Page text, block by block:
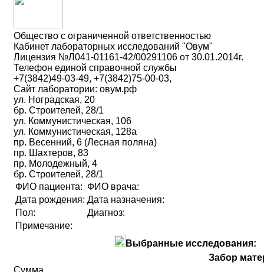
Общество с ограниченной ответственностью
Кабинет лабораторных исследований "Овум"
Лицензия №Л041-01161-42/00291106 от 30.01.2014г.
Телефон единой справочной службы
+7(3842)49-03-49, +7(3842)75-00-03,
Сайт лаборатории: овум.рф
ул. Ноградская, 20
бр. Строителей, 28/1
ул. Коммунистическая, 106
ул. Коммунистическая, 128а
пр. Весенний, 6 (Лесная поляна)
пр. Шахтеров, 83
пр. Молодежный, 4
бр. Строителей, 28/1
ФИО пациента: ФИО врача:
Дата рождения: Дата назначения:
Пол:
Диагноз:
Примечание:
Выбранные исследования:
Забор
Сумма